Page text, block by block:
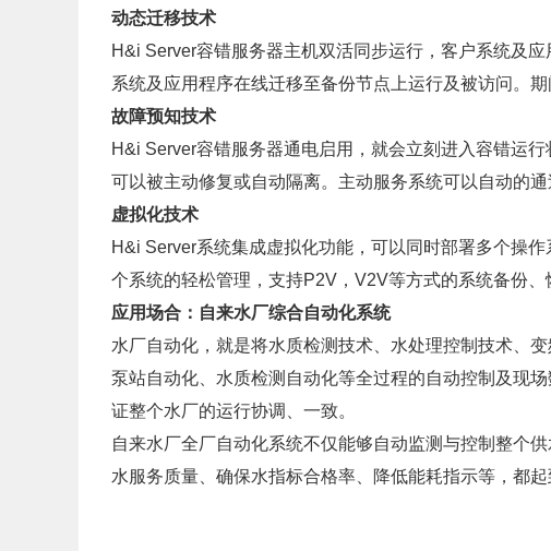
动态迁移技术
H&i Server容错服务器主机双活同步运行，客户系统及
系统及应用程序在线迁移至备份节点上运行及被访问。
故障预知技术
H&i Server容错服务器通电启用，就会立刻进入容错运
可以被主动修复或自动隔离。主动服务系统可以自动的
虚拟化技术
H&i Server系统集成虚拟化功能，可以同时部署多个操
个系统的轻松管理，支持P2V，V2V等方式的系统备份、
应用场合：自来水厂综合自动化系统
水厂自动化，就是将水质检测技术、水处理控制技术、
泵站自动化、水质检测自动化等全过程的自动控制及现
证整个水厂的运行协调、一致。
自来水厂全厂自动化系统不仅能够自动监测与控制整个
水服务质量、确保水指标合格率、降低能耗指示等，都起